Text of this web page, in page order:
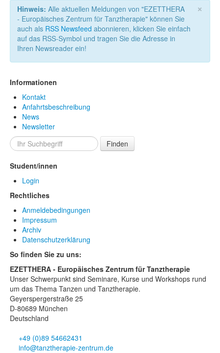
×
Hinweis: Alle aktuellen Meldungen von "EZETTHERA
- Europäisches Zentrum für Tanztherapie" können Sie
auch als RSS Newsfeed abonnieren, klicken Sie einfach
auf das RSS-Symbol und tragen Sie die Adresse in
Ihren Newsreader ein!
Informationen
Kontakt
Anfahrtsbeschreibung
News
Newsletter
Finden
Student/innen
Login
Rechtliches
Anmeldebedingungen
Impressum
Archiv
Datenschutzerklärung
So finden Sie zu uns:
EZETTHERA - Europäisches Zentrum für Tanztherapie
Unser Schwerpunkt sind Seminare, Kurse und Workshops rund
um das Thema Tanzen und Tanztherapie.
Geyerspergerstraße 25
D-80689 München
Deutschland
+49 (0)89 54662431
info@tanztherapie-zentrum.de